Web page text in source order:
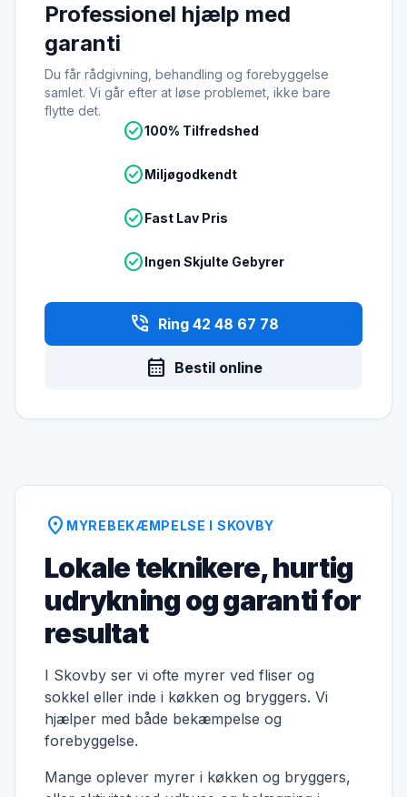
Professionel hjælp med
garanti
Du får rådgivning, behandling og forebyggelse
samlet. Vi går efter at løse problemet, ikke bare
flytte det.
check_circle100% Tilfredshed
check_circleMiljøgodkendt
check_circleFast Lav Pris
check_circleIngen Skjulte Gebyrer
phone_in_talk Ring 42 48 67 78
calendar_month Bestil online
location_on MYREBEKÆMPELSE I SKOVBY
Lokale teknikere, hurtig
udrykning og garanti for
resultat
I Skovby ser vi ofte myrer ved fliser og
sokkel eller inde i køkken og bryggers. Vi
hjælper med både bekæmpelse og
forebyggelse.
Mange oplever myrer i køkken og bryggers,